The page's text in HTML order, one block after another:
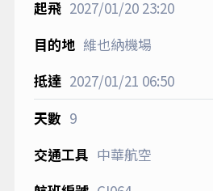
2027/01/2023:20
維也納機場
2027/01/21 06:50
9
中華航空